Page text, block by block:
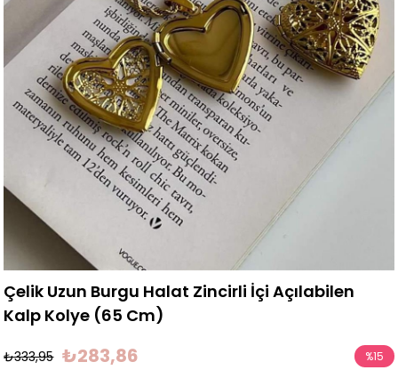
Çelik Uzun Burgu Halat Zincirli İçi Açılabilen
Kalp Kolye (65 Cm)
₺333,95 ₺283,86 %15